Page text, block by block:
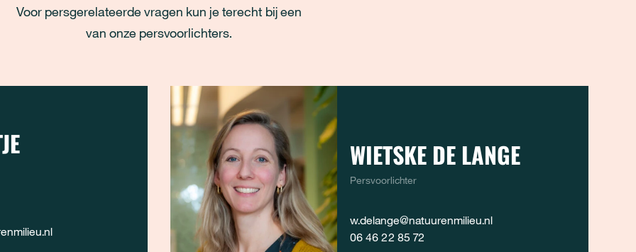
Voor persgerelateerde vragen kun je terecht bij een
van onze persvoorlichters.
WIETSKE DE LANGE
Persvoorlichter
w.delange@natuurenmilieu.nl
06 46 22 85 72